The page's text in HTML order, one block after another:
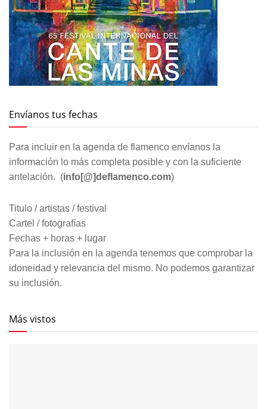
Envíanos tus fechas
Para incluir en la agenda de flamenco envíanos la
información lo más completa posible y con la suficiente
antelación. (info[@]deflamenco.com)
Titulo / artistas / festival
Cartel / fotografías
Fechas + horas + lugar
Para la inclusión en la agenda tenemos que comprobar la
idoneidad y relevancia del mismo. No podemos garantizar
su inclusión.
Más vistos